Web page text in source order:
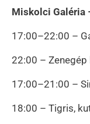
Miskolci Galéria
17:00–22:00 –
22:00 – Zenegép
17:00–21:00 –
18:00 – Tigris,